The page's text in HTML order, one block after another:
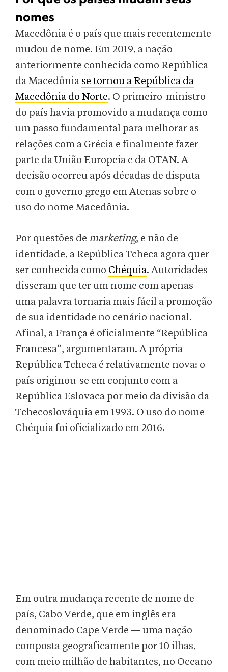
nomes
Macedônia é o país que mais recentemente
mudou de nome. Em 2019, a nação
anteriormente conhecida como República
da Macedônia se tornou a República da
Macedônia do Norte. O primeiro-ministro
do país havia promovido a mudança como
um passo fundamental para melhorar as
relações com a Grécia e finalmente fazer
parte da União Europeia e da OTAN. A
decisão ocorreu após décadas de disputa
com o governo grego em Atenas sobre o
uso do nome Macedônia.
Por questões de marketing, e não de
identidade, a República Tcheca agora quer
ser conhecida como Chéquia. Autoridades
disseram que ter um nome com apenas
uma palavra tornaria mais fácil a promoção
de sua identidade no cenário nacional.
Afinal, a França é oficialmente “República
Francesa”, argumentaram. A própria
República Tcheca é relativamente nova: o
país originou-se em conjunto com a
República Eslovaca por meio da divisão da
Tchecoslováquia em 1993. O uso do nome
Chéquia foi oficializado em 2016.
Em outra mudança recente de nome de
país, Cabo Verde, que em inglês era
denominado Cape Verde — uma nação
composta geograficamente por 10 ilhas,
com meio milhão de habitantes, no Oceano